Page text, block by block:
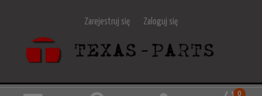
Zarejestruj się Zaloguj się